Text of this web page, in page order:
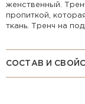
женственный.
пропиткой,
ткань. Тренч на
СОСТАВ И